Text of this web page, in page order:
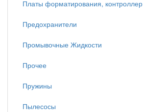
Платы форматирования, контроллер
Предохранители
Промывочные Жидкости
Прочее
Пружины
Пылесосы